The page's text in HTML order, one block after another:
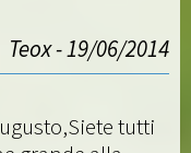
Teox - 19/06/2014
tutti